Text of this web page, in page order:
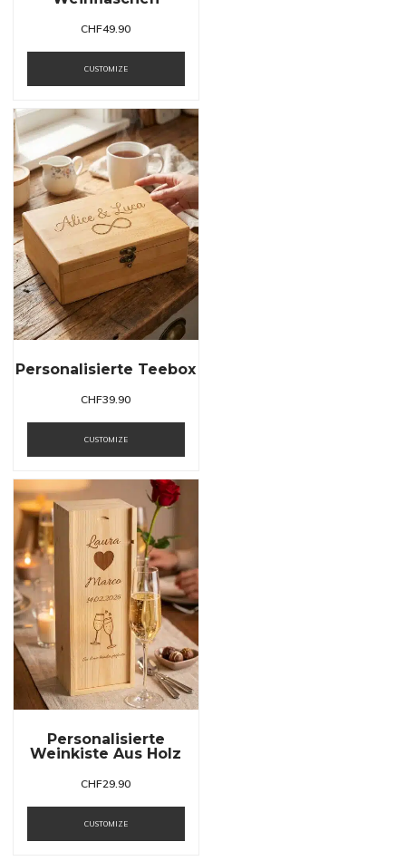
CHF49.90
CUSTOMIZE
Personalisierte Teebox
CHF39.90
CUSTOMIZE
Personalisierte
Weinkiste Aus Holz
CHF29.90
CUSTOMIZE